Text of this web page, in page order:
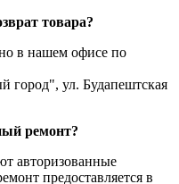
товара?
в нашем офисе по
ул. Будапештская
ремонт?
авторизованные
предоставляется в